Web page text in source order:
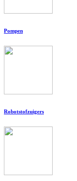
Pompen
Robotstofzuigers